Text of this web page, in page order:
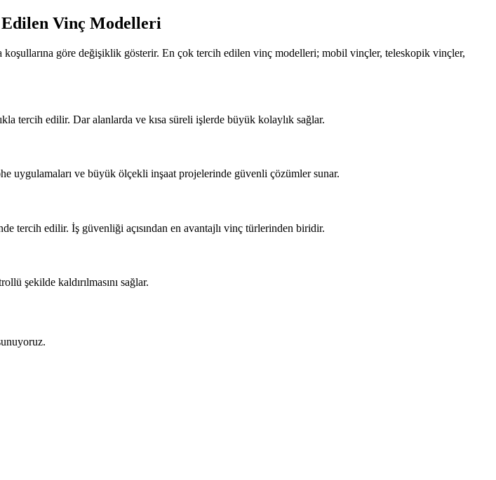
Vinç Modelleri
göre değişiklik gösterir. En çok tercih edilen vinç modelleri; mobil vinçler, teleskopik vinçler,
tercih edilir. Dar alanlarda ve kısa süreli işlerde büyük kolaylık sağlar.
uygulamaları ve büyük ölçekli inşaat projelerinde güvenli çözümler sunar.
tercih edilir. İş güvenliği açısından en avantajlı vinç türlerinden biridir.
şekilde kaldırılmasını sağlar.